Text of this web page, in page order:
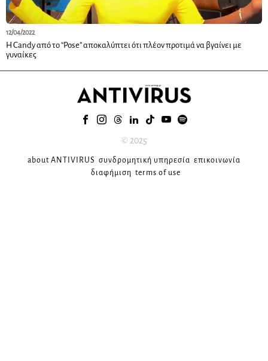
12/04/2022
H Candy από το “Pose” αποκαλύπτει ότι πλέον προτιμά να βγαίνει με
γυναίκες
© 2025
about ANTIVIRUS συνδρομητική υπηρεσία επικοινωνία
διαφήμιση terms of use